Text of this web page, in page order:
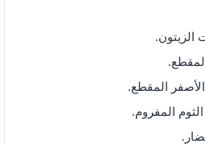
الزيتون.
المقطع.
المقطع.
المفروم.